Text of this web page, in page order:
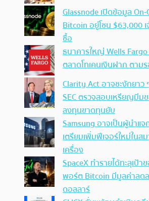
Glassnode เปิดข้อมูล
Bitcoin อยู่โซน $63,000
ซื้อ
ธนาคารใหญ่ Wells
ตลาดโทเคนเงินฝาก ตาม
Clarity Act อาจชะงักยาว
SEC ตรวจสอบเหรียญมีม
ลงทุนขาดทุนยับ
Samsung อาจเป็นผู้นำแ
เตรียมเพิ่มฟีเจอร์ใหม่ในส
เครื่อง
SpaceX ทำรายได้ทะลุเป้
พอร์ต Bitcoin มีมูลค่าลด
ดอลลาร์